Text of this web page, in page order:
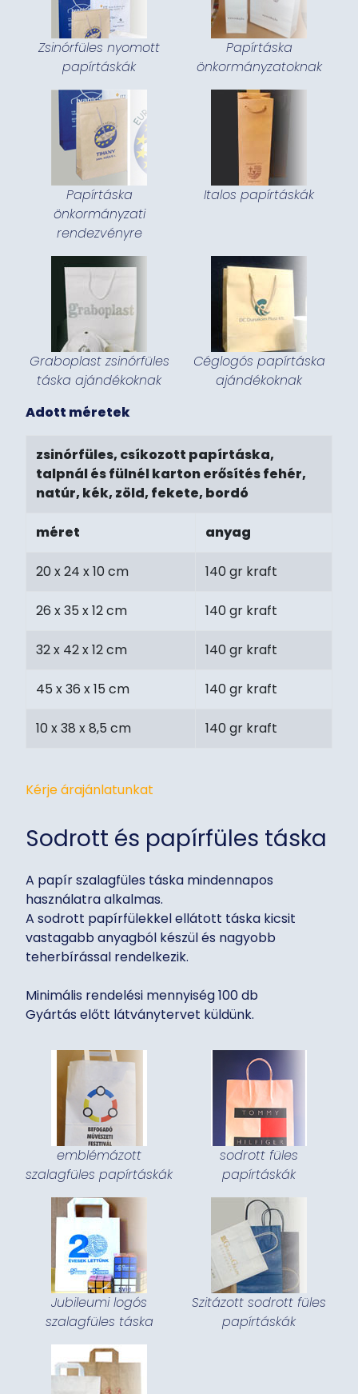
Zsinórfüles nyomott
papírtáskák
Papírtáska
önkormányzatoknak
Papírtáska
önkormányzati
rendezvényre
Italos papírtáskák
Graboplast zsinórfüles
táska ajándékoknak
Céglogós papírtáska
ajándékoknak
Adott méretek
zsinórfüles, csíkozott papírtáska,
talpnál és fülnél karton erősítés fehér,
natúr, kék, zöld, fekete, bordó
méret anyag
20 x 24 x 10 cm 140 gr kraft
26 x 35 x 12 cm 140 gr kraft
32 x 42 x 12 cm 140 gr kraft
45 x 36 x 15 cm 140 gr kraft
10 x 38 x 8,5 cm 140 gr kraft
Kérje árajánlatunkat
Sodrott és papírfüles táska
A papír szalagfüles táska mindennapos
használatra alkalmas.
A sodrott papírfülekkel ellátott táska kicsit
vastagabb anyagból készül és nagyobb
teherbírással rendelkezik.
Minimális rendelési mennyiség 100 db
Gyártás előtt látványtervet küldünk.
emblémázott
szalagfüles papírtáskák
sodrott füles
papírtáskák
Jubileumi logós
szalagfüles táska
Szitázott sodrott füles
papírtáskák